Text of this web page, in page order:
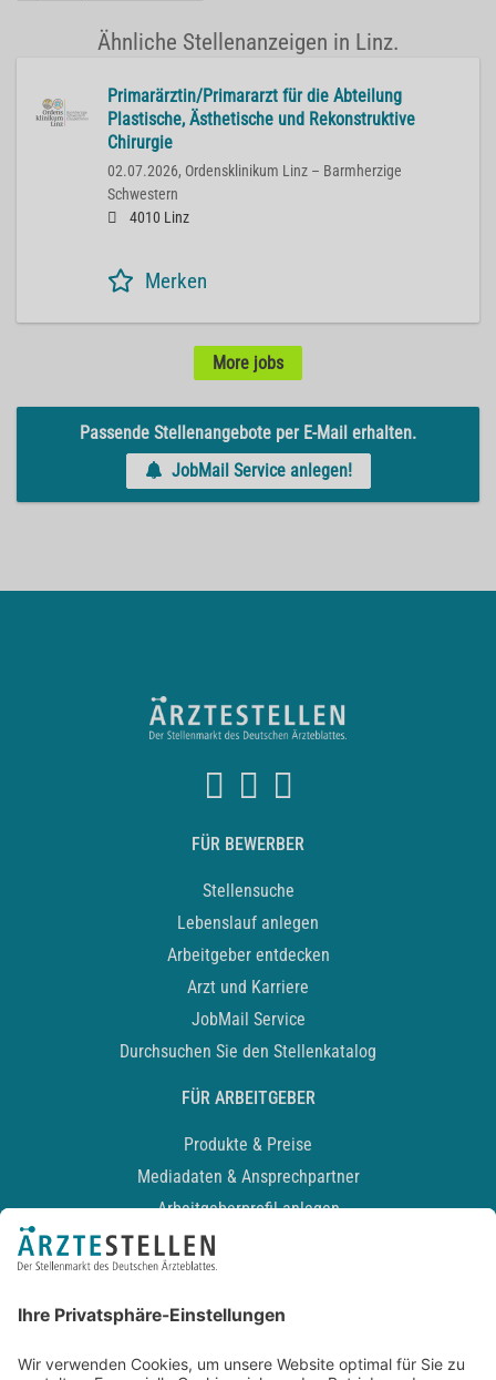
Ähnliche Stellenanzeigen in Linz.
Primarärztin/Primararzt für die Abteilung
Plastische, Ästhetische und Rekonstruktive
Chirurgie
02.07.2026, Ordensklinikum Linz – Barmherzige
Schwestern
4010 Linz
Merken
More jobs
Passende Stellenangebote per E-Mail erhalten.
JobMail Service anlegen!
FÜR BEWERBER
Stellensuche
Lebenslauf anlegen
Arbeitgeber entdecken
Arzt und Karriere
JobMail Service
Durchsuchen Sie den Stellenkatalog
FÜR ARBEITGEBER
Produkte & Preise
Mediadaten & Ansprechpartner
Arbeitgeberprofil anlegen
Recruiting-Podcast
Kontakt